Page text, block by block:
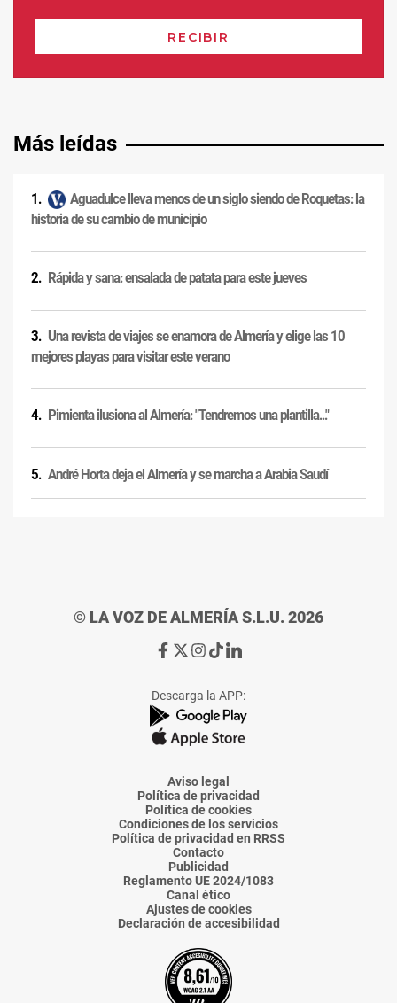
Más leídas
Aguadulce lleva menos de un siglo siendo de Roquetas: la
historia de su cambio de municipio
Rápida y sana: ensalada de patata para este jueves
Una revista de viajes se enamora de Almería y elige las 10
mejores playas para visitar este verano
Pimienta ilusiona al Almería: "Tendremos una plantilla..."
André Horta deja el Almería y se marcha a Arabia Saudí
© LA VOZ DE ALMERÍA S.L.U. 2026
Ir
de
La
Voz
Almería
Ir
de
La
Voz
Almería
Ir
de
La
Voz
Almería
Ir
de
La
Voz
Almería
Ir
de
La
Voz
Descarga la APP:
Aviso legal
Política de privacidad
Política de cookies
Condiciones de los servicios
Política de privacidad en RRSS
Contacto
Publicidad
Reglamento UE 2024/1083
Canal ético
Ajustes de cookies
Declaración de accesibilidad